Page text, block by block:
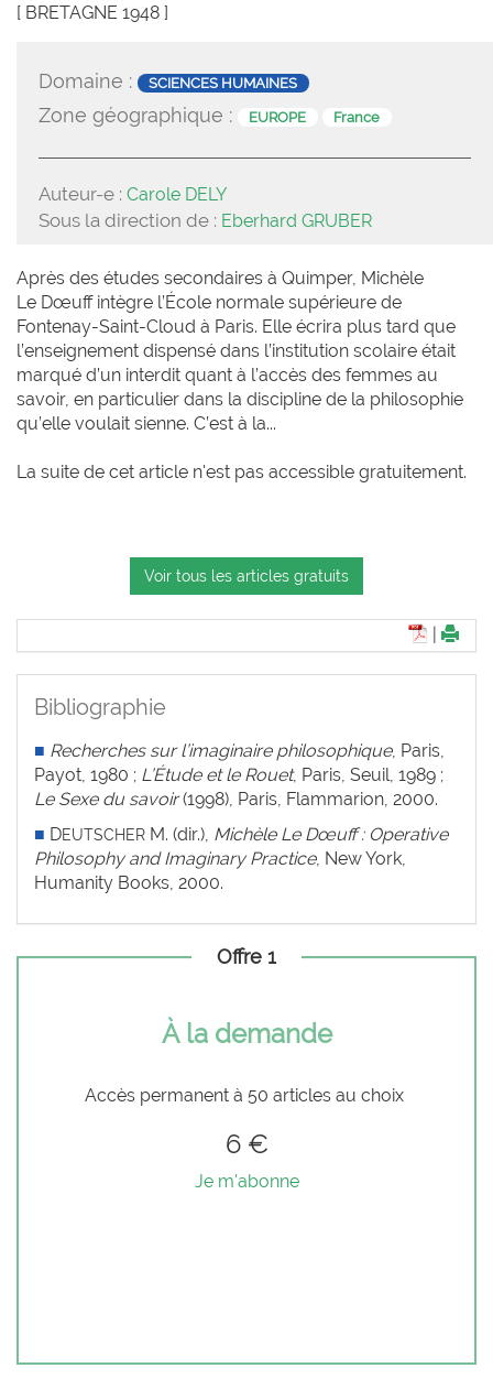
[ BRETAGNE 1948 ]
Domaine : SCIENCES HUMAINES
Zone géographique : EUROPE France
Auteur-e : Carole DELY
Sous la direction de : Eberhard GRUBER
Après des études secondaires à Quimper, Michèle
Le Dœuff intègre l’École normale supérieure de
Fontenay-Saint-Cloud à Paris. Elle écrira plus tard que
l’enseignement dispensé dans l’institution scolaire était
marqué d’un interdit quant à l’accès des femmes au
savoir, en particulier dans la discipline de la philosophie
qu’elle voulait sienne. C’est à la...
La suite de cet article n'est pas accessible gratuitement.
Voir tous les articles gratuits
Bibliographie
■ Recherches sur l’imaginaire philosophique, Paris,
Payot, 1980 ; L’Étude et le Rouet, Paris, Seuil, 1989 ;
Le Sexe du savoir(1998), Paris, Flammarion, 2000.
■ DEUTSCHER M. (dir.), Michèle Le Dœuff : Operative
Philosophy and Imaginary Practice, New York,
Humanity Books, 2000.
Offre 1
À la demande
Accès permanent à 50 articles au choix
6 €
Je m'abonne